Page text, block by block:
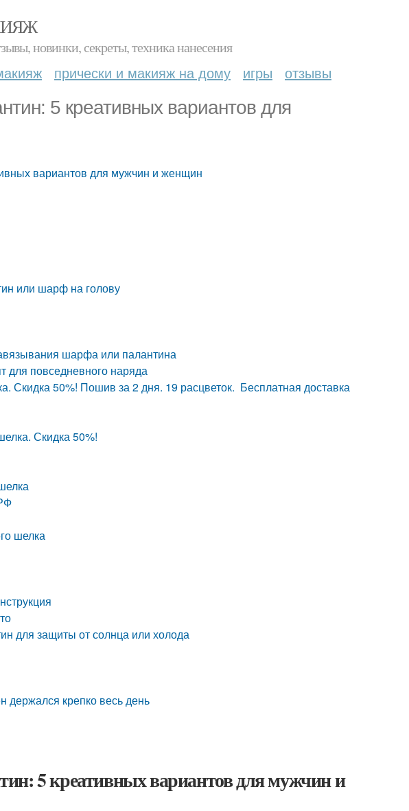
новинки, секреты, техника нанесения
прически и макияж на дому игры отзывы
5 креативных вариантов для
вариантов для мужчин и женщин
или шарф на голову
шарфа или палантина
для повседневного наряда
Скидка 50%! Пошив за 2 дня. 19 расцветок. Бесплатная доставка
Скидка 50%!
шелка
для защиты от солнца или холода
держался крепко весь день
5 креативных вариантов для мужчин и